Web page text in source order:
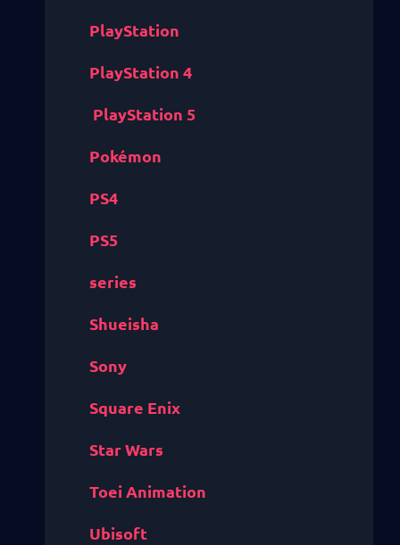
PlayStation
PlayStation 4
PlayStation 5
Pokémon
PS4
PS5
series
Shueisha
Sony
Square Enix
Star Wars
Toei Animation
Ubisoft